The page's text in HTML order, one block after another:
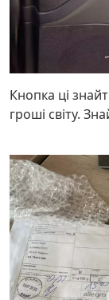
Кнопка ці
гроші світу.